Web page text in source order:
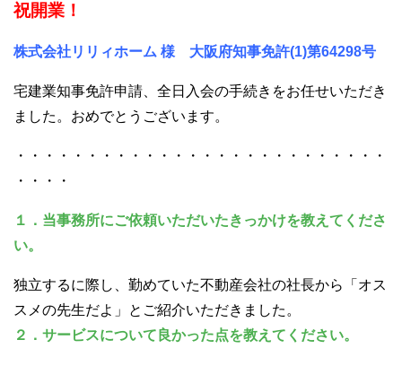
祝開業！
株式会社リリィホーム 様 大阪府知事免許(1)第64298号
宅建業知事免許申請、全日入会の手続きをお任せいただき
ました。おめでとうございます。
・・・・・・・・・・・・・・・・・・・・・・・・・・
・・・・
１．当事務所にご依頼いただいたきっかけを教えてくださ
い。
独立するに際し、勤めていた不動産会社の社長から「オス
スメの先生だよ」とご紹介いただきました。
２．サービスについて良かった点を教えてください。